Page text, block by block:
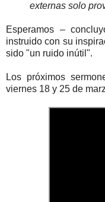
externas solo
Esperamos –
instruido con su
sido "un ruido inútil".
Los próximos
viernes 18 y 25 de